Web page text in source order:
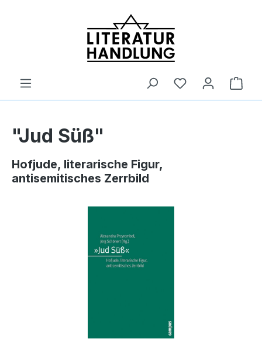
"Jud Süß"
Hofjude, literarische Figur,
antisemitisches Zerrbild